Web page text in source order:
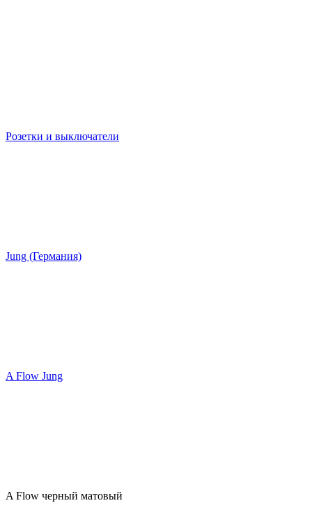
Розетки и выключатели
Jung (Германия)
A Flow Jung
A Flow черный матовый